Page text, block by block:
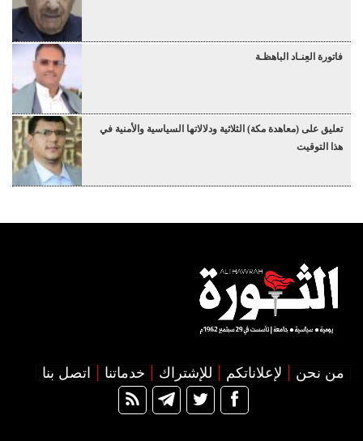
فاتورة العِنـاد الباهظـة
تعليق على (معاهدة مكة) الثلاثية ودلالاتها السياسية والأمنية في
هذا التوقيت
من نحن لإعلاناتكم للإشتراك خدماتنا اتصل بنا